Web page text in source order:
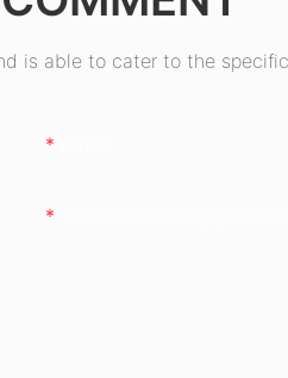
is able to cater to the